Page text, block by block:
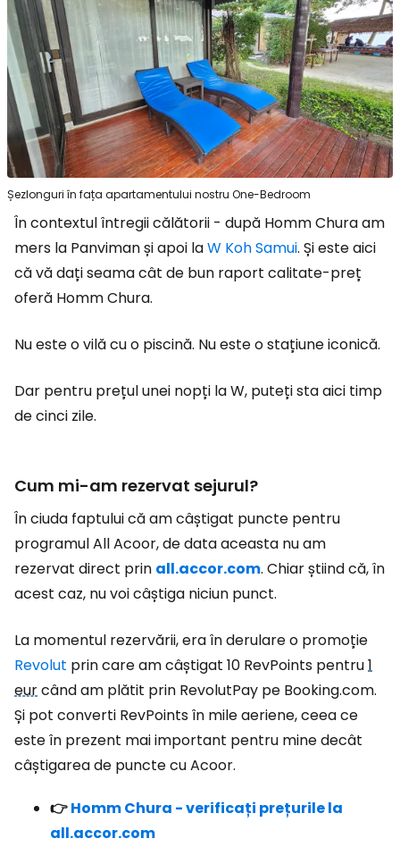
Șezlonguri în fața apartamentului nostru One-Bedroom
În contextul întregii călătorii - după Homm Chura am
mers la Panviman și apoi laW Koh Samui. Și este aici
că vă dați seama cât de bun raport calitate-preț
oferă Homm Chura.
Nu este o vilă cu o piscină. Nu este o stațiune iconică.
Dar pentru prețul unei nopți la W, puteți sta aici timp
de cinci zile.
Cum mi-am rezervat sejurul?
În ciuda faptului că am câștigat puncte pentru
programul All Acoor, de data aceasta nu am
rezervat direct prin all.accor.com. Chiar știind că, în
acest caz, nu voi câștiga niciun punct.
La momentul rezervării, era în derulare o promoție
Revolut prin care am câștigat 10 RevPoints pentru1
eurcând am plătit prin RevolutPay pe Booking.com.
Și pot converti RevPoints în mile aeriene, ceea ce
este în prezent mai important pentru mine decât
câștigarea de puncte cu Acoor.
👉Homm Chura - verificați prețurile la
all.accor.com